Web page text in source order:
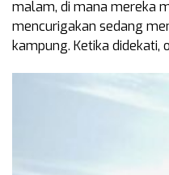
malam, di mana mereka
mencurigakan sedang
kampung. Ketika didekati,